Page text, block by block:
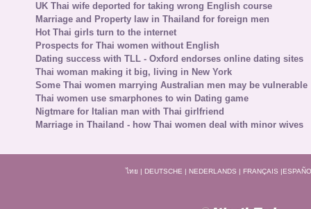
UK Thai wife deported for taking wrong English course
Marriage and Property law in Thailand for foreign men
Hot Thai girls turn to the internet
Prospects for Thai women without English
Dating success with TLL - Oxford endorses online dating sites
Thai woman making it big, living in New York
Some Thai women marrying Australian men may be vulnerable
Thai women use smarphones to win Dating game
Nigtmare for Italian man with Thai girlfriend
Marriage in Thailand - how Thai women deal with minor wives
ไทย | DEUTSCHE | NEDERLANDS | FRANÇAIS |